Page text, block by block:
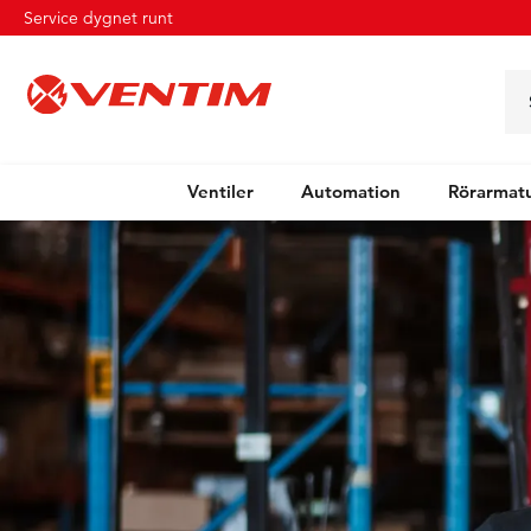
Service dygnet runt
Ventiler Automation